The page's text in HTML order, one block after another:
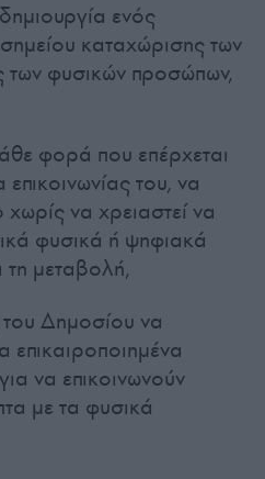
ενός
καταχώρισης των
των φυσικών προσώπων,
φορά που επέρχεται
του, να
να χρειαστεί να
φυσικά ή ψηφιακά
τη μεταβολή,
Δημοσίου να
να επικοινωνούν
με τα φυσικά